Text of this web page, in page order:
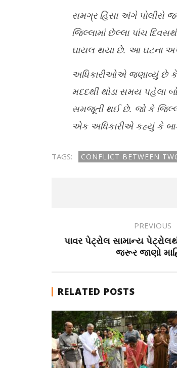
સમગ્ર હિંસા અંગે પોલીસે
જિલ્લામાં છેલ્લા પાંચ
ઘાયલ થયા છે. આ ઘટના અપર
અધિકારીઓએ જણાવ્યું છે કે
મદદથી થોડા સમય પહેલા
સમજૂતી થઈ છે. જો કે
એક અધિકારીએ કહ્યું કે
TAGS: CONFLICT BETWEEN
PREVIOUS
પાવર પેટ્રોલ સામાન્ય
જરૂર જાણો
RELATED POSTS